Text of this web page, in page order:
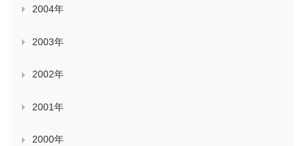
2004年
2003年
2002年
2001年
2000年